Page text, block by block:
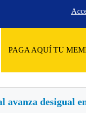
PAGA AQUÍ TU